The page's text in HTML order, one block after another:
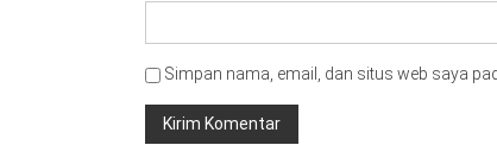
Simpan nama, email, dan situs web saya